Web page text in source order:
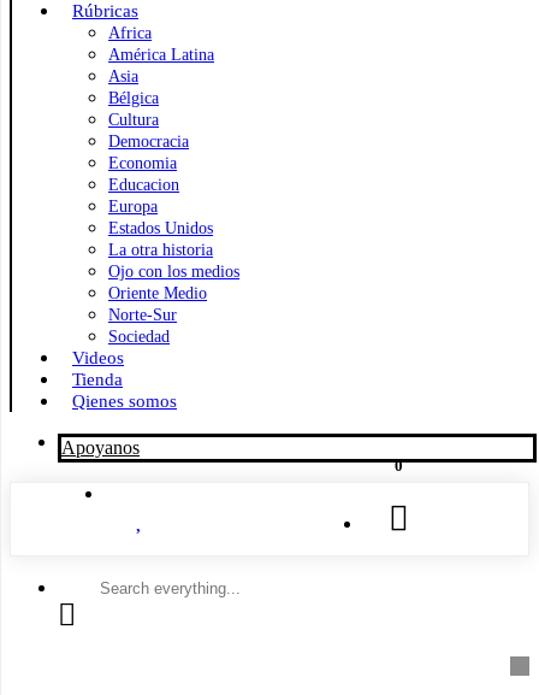
Rúbricas
Africa
América Latina
Asia
Bélgica
Cultura
Democracia
Economia
Educacion
Europa
Estados Unidos
La otra historia
Ojo con los medios
Oriente Medio
Norte-Sur
Sociedad
Videos
Tienda
Qienes somos
Apoyanos
0
Search